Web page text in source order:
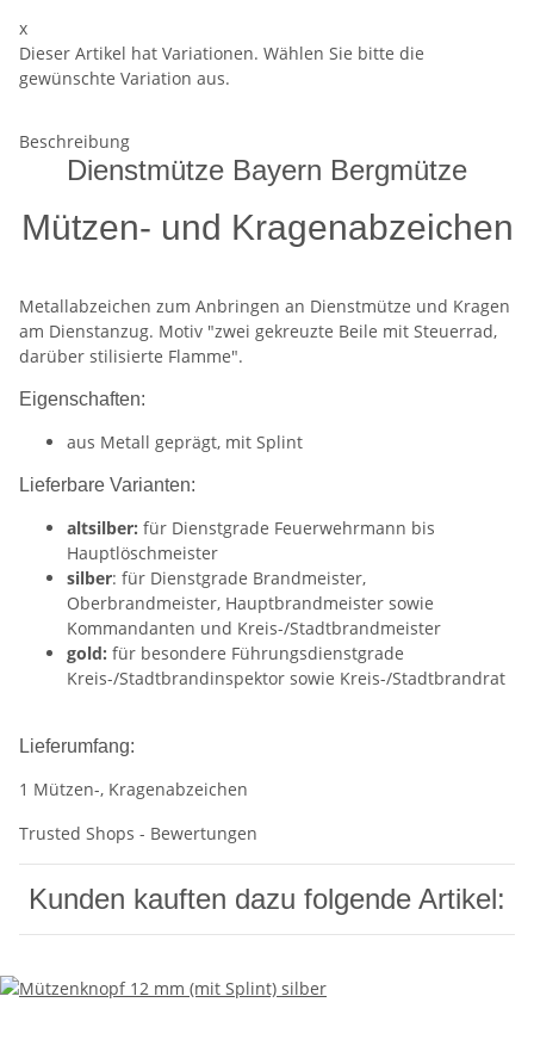
x
Dieser Artikel hat Variationen. Wählen Sie bitte die
gewünschte Variation aus.
Beschreibung
Dienstmütze Bayern Bergmütze
Mützen- und Kragenabzeichen
Metallabzeichen zum Anbringen an Dienstmütze und Kragen
am Dienstanzug. Motiv "zwei gekreuzte Beile mit Steuerrad,
darüber stilisierte Flamme".
Eigenschaften:
aus Metall geprägt, mit Splint
Lieferbare Varianten:
altsilber: für Dienstgrade Feuerwehrmann bis
Hauptlöschmeister
silber: für Dienstgrade Brandmeister,
Oberbrandmeister, Hauptbrandmeister sowie
Kommandanten und Kreis-/Stadtbrandmeister
gold: für besondere Führungsdienstgrade
Kreis-/Stadtbrandinspektor sowie Kreis-/Stadtbrandrat
Lieferumfang:
1 Mützen-, Kragenabzeichen
Trusted Shops - Bewertungen
Kunden kauften dazu folgende Artikel: